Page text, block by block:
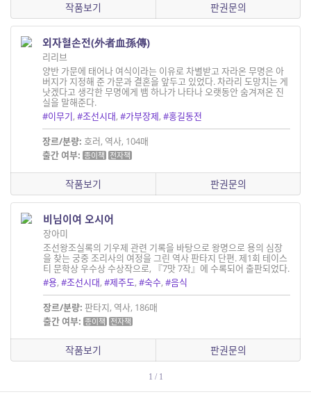
작품보기 판권문의
외자혈손전(外者血孫傳)
리리브
양반 가문에 태어나 여식이라는 이유로 차별받고 자라온 무명은 아
버지가 지정해 준 가문과 결혼을 앞두고 있었다. 차라리 도망치는 게
낫겠다고 생각한 무명에게 뱀 하나가 나타나 오랫동안 숨겨져온 진
실을 말해준다.
#이무기, #조선시대, #가부장제, #홍길동전
장르/분량: 호러, 역사, 104매
출간 여부: 종이책 전자책
작품보기 판권문의
비님이여 오시어
장아미
조선왕조실록의 기우제 관련 기록을 바탕으로 왕명으로 용의 심장
을 찾는 궁중 조리사의 여정을 그린 역사 판타지 단편. 제1회 테이스
티 문학상 우수상 수상작으로, 『7맛 7작』에 수록되어 출판되었다.
#용,#조선시대,#제주도,#숙수,#음식
장르/분량: 판타지, 역사, 186매
출간 여부: 종이책 전자책
작품보기 판권문의
1 / 1